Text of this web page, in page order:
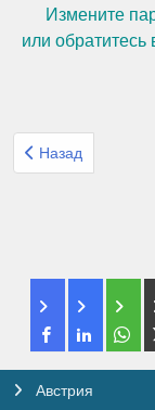
Измените
или
Предыдущий:
Назад
Австрия